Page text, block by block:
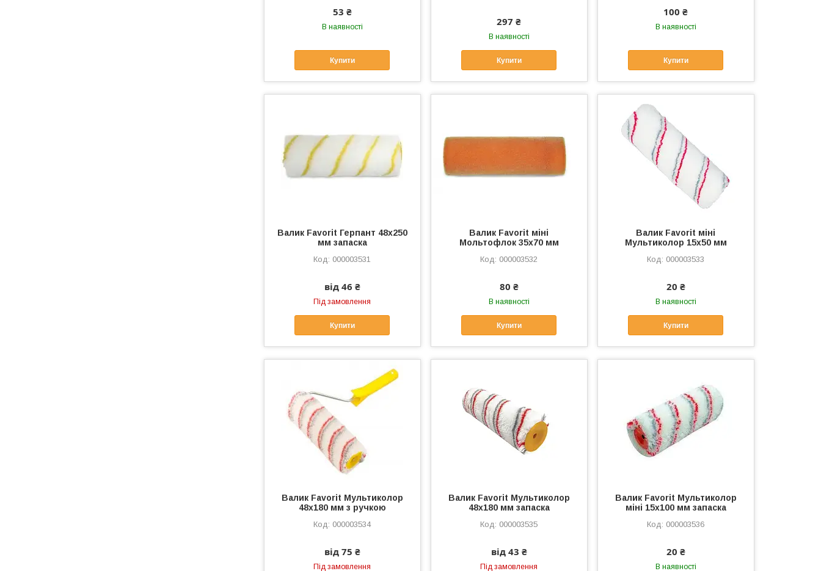
53 ₴
В наявності
Купити
297 ₴
В наявності
Купити
100 ₴
В наявності
Купити
Валик Favorit Герпант 48x250
мм запаска
000003531
від 46 ₴
Під замовлення
Купити
Валик Favorit міні
Мольтофлок 35х70 мм
000003532
80 ₴
В наявності
Купити
Валик Favorit міні
Мультиколор 15х50 мм
000003533
20 ₴
В наявності
Купити
Валик Favorit Мультиколор
48x180 мм з ручкою
000003534
від 75 ₴
Під замовлення
Валик Favorit Мультиколор
48х180 мм запаска
000003535
від 43 ₴
Під замовлення
Валик Favorit Мультиколор
міні 15х100 мм запаска
000003536
20 ₴
В наявності